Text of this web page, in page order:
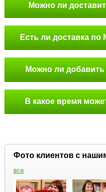
Можно ли
Есть ли доставка по
Можно ли добавить
В какое время
Фото клиентов с
все